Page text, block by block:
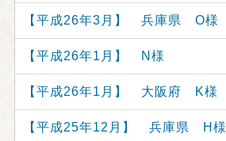
【平成26年3月】 兵庫県 O様
【平成26年1月】 N様
【平成26年1月】 大阪府 K様
【平成25年12月】 兵庫県 H様